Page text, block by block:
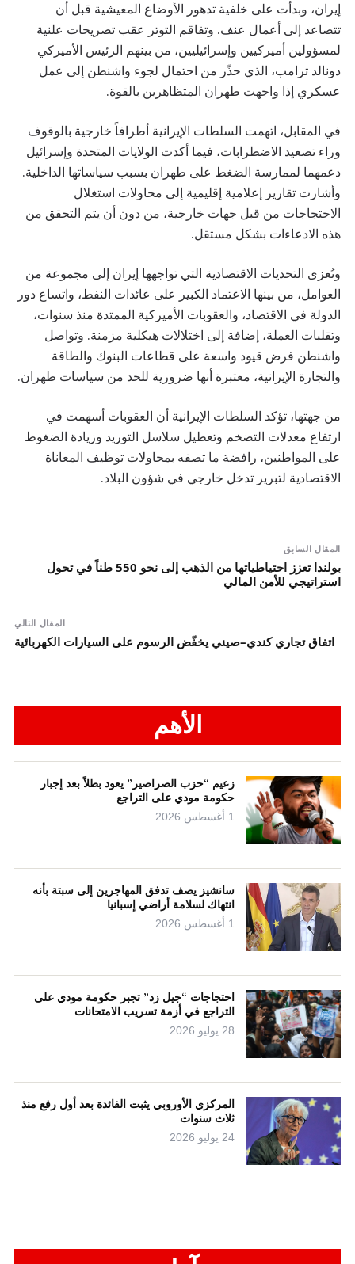
إيران، وبدأت على خلفية تدهور الأوضاع المعيشية قبل أن
تتصاعد إلى أعمال عنف. وتفاقم التوتر عقب تصريحات علنية
لمسؤولين أميركيين وإسرائيليين، من بينهم الرئيس الأميركي
دونالد ترامب، الذي حذّر من احتمال لجوء واشنطن إلى عمل
عسكري إذا واجهت طهران المتظاهرين بالقوة.
في المقابل، اتهمت السلطات الإيرانية أطرافاً خارجية بالوقوف
وراء تصعيد الاضطرابات، فيما أكدت الولايات المتحدة وإسرائيل
دعمهما لممارسة الضغط على طهران بسبب سياساتها الداخلية.
وأشارت تقارير إعلامية إقليمية إلى محاولات استغلال
الاحتجاجات من قبل جهات خارجية، من دون أن يتم التحقق من
هذه الادعاءات بشكل مستقل.
وتُعزى التحديات الاقتصادية التي تواجهها إيران إلى مجموعة من
العوامل، من بينها الاعتماد الكبير على عائدات النفط، واتساع دور
الدولة في الاقتصاد، والعقوبات الأميركية الممتدة منذ سنوات،
وتقلبات العملة، إضافة إلى اختلالات هيكلية مزمنة. وتواصل
واشنطن فرض قيود واسعة على قطاعات البنوك والطاقة
والتجارة الإيرانية، معتبرة أنها ضرورية للحد من سياسات طهران.
من جهتها، تؤكد السلطات الإيرانية أن العقوبات أسهمت في
ارتفاع معدلات التضخم وتعطيل سلاسل التوريد وزيادة الضغوط
على المواطنين، رافضة ما تصفه بمحاولات توظيف المعاناة
الاقتصادية لتبرير تدخل خارجي في شؤون البلاد.
المقال السابق
بولندا تعزز احتياطياتها من الذهب إلى نحو 550 طناً في تحول
استراتيجي للأمن المالي
المقال التالي
اتفاق تجاري كندي–صيني يخفّض الرسوم على السيارات الكهربائية
الأهم
زعيم “حزب الصراصير” يعود بطلاً بعد إجبار
حكومة مودي على التراجع
1 أغسطس 2026
سانشيز يصف تدفق المهاجرين إلى سبتة بأنه
انتهاك لسلامة أراضي إسبانيا
1 أغسطس 2026
احتجاجات “جيل زد” تجبر حكومة مودي على
التراجع في أزمة تسريب الامتحانات
28 يوليو 2026
المركزي الأوروبي يثبت الفائدة بعد أول رفع منذ
ثلاث سنوات
24 يوليو 2026